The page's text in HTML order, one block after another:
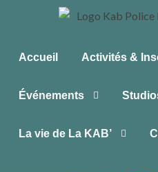
Accueil Activités &
Événements
La vie de La KAB’